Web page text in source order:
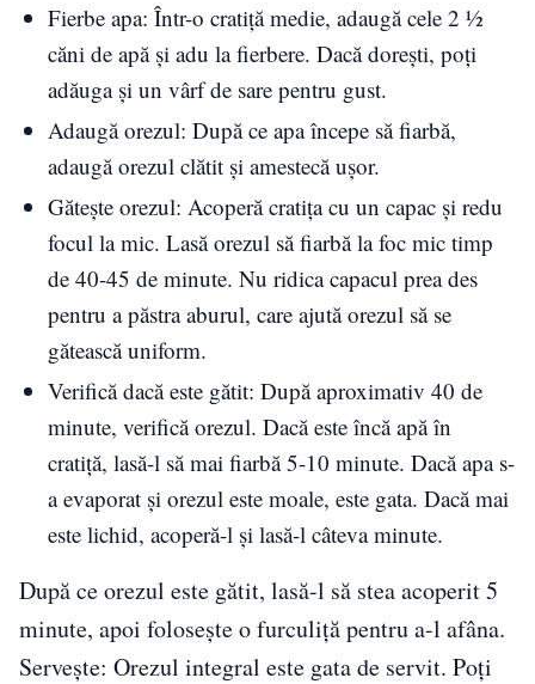
Fierbe apa: Într-o cratiță medie, adaugă cele 2 ½
căni de apă și adu la fierbere. Dacă dorești, poți
adăuga și un vârf de sare pentru gust.
Adaugă orezul: După ce apa începe să fiarbă,
adaugă orezul clătit și amestecă ușor.
Gătește orezul: Acoperă cratița cu un capac și redu
focul la mic. Lasă orezul să fiarbă la foc mic timp
de 40-45 de minute. Nu ridica capacul prea des
pentru a păstra aburul, care ajută orezul să se
gătească uniform.
Verifică dacă este gătit: După aproximativ 40 de
minute, verifică orezul. Dacă este încă apă în
cratiță, lasă-l să mai fiarbă 5-10 minute. Dacă apa s-
a evaporat și orezul este moale, este gata. Dacă mai
este lichid, acoperă-l și lasă-l câteva minute.
După ce orezul este gătit, lasă-l să stea acoperit 5
minute, apoi folosește o furculiță pentru a-l afâna.
Servește: Orezul integral este gata de servit. Poți